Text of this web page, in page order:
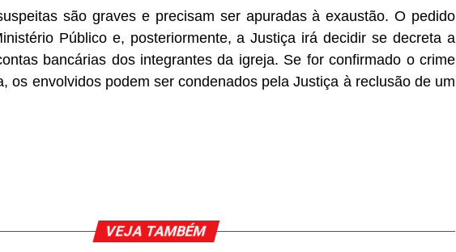
são graves e precisam ser apuradas à exaustão. O pedido
Público e, posteriormente, a Justiça irá decidir se decreta a
bancárias dos integrantes da igreja. Se for confirmado o crime
os envolvidos podem ser condenados pela Justiça à reclusão de um
VEJA TAMBÉM